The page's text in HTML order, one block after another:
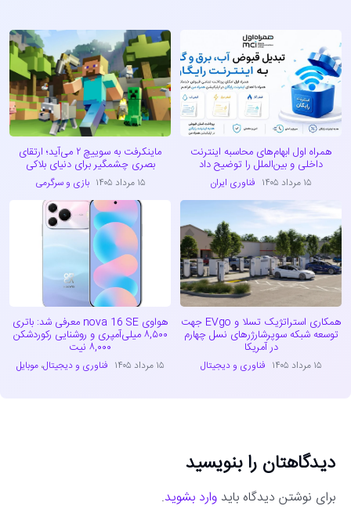
همراه اول ابهام‌های محاسبه اینترنت
داخلی و بین‌الملل را توضیح داد
۱۵ مرداد ۱۴۰۵ فناوری ایران
ماینکرفت به سوییچ ۲ می‌آید؛ ارتقای
بصری چشمگیر برای دنیای بلاکی
۱۵ مرداد ۱۴۰۵ بازی و سرگرمی
همکاری استراتژیک تسلا و EVgo جهت
توسعه شبکه سوپرشارژرهای نسل چهارم
در آمریکا
۱۵ مرداد ۱۴۰۵ فناوری و دیجیتال
هواوی nova 16 SE معرفی شد: باتری
۸,۵۰۰ میلی‌آمپری و روشنایی رکوردشکن
۸,۰۰۰ نیت
۱۵ مرداد ۱۴۰۵ فناوری و دیجیتال،موبایل
دیدگاهتان را بنویسید
برای نوشتن دیدگاه باید وارد بشوید.